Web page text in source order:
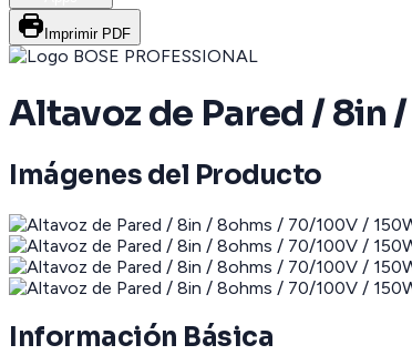
Imprimir PDF
Altavoz de Pared / 8in
Imágenes del Producto
Información Básica